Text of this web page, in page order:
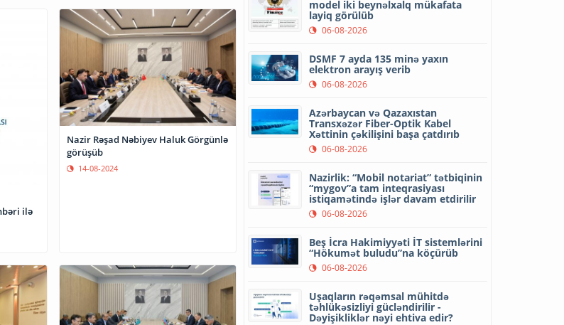
ilə
Nazir Rəşad Nəbiyev Haluk Görgünlə
görüşüb
14-08-2024
model iki beynəlxalq mükafata
layiq görülüb
06-08-2026
DSMF 7 ayda 135 minə yaxın
elektron arayış verib
06-08-2026
Azərbaycan və Qazaxıstan
Transxəzər Fiber-Optik Kabel
Xəttinin çəkilişini başa çatdırıb
06-08-2026
Nazirlik: “Mobil notariat” tətbiqinin
“mygov”a tam inteqrasiyası
istiqamətində işlər davam etdirilir
06-08-2026
Beş İcra Hakimiyyəti İT sistemlərini
“Hökumət buludu”na köçürüb
06-08-2026
Uşaqların rəqəmsal mühitdə
təhlükəsizliyi gücləndirilir -
Dəyişikliklər nəyi ehtiva edir?